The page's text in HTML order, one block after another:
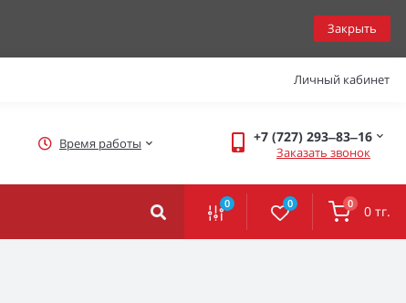
Закрыть
Личный кабинет
Время работы +7 (727) 293‒83‒16
Заказать звонок
0 0 0 0 тг.